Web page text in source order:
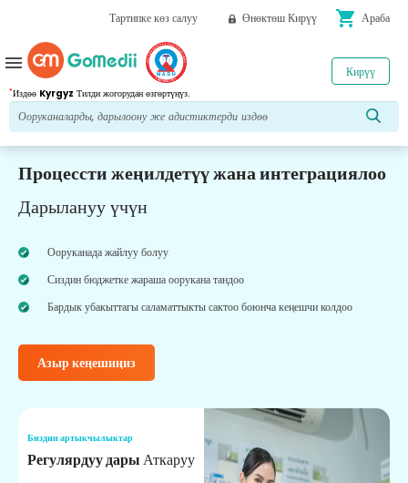
Тартипке көз салуу Өнөктөш Кирүү shopping_cart Араба
*Издөө Kyrgyz Тилди жогорудан өзгөртүңүз.
Кирүү
menu
Процессти жеңилдетүү жана интеграциялоо
Дарылануу үчүн
Ооруканада жайлуу болуу
Сиздин бюджетке жараша оорукана тандоо
Бардык убакыттагы саламаттыкты сактоо боюнча кеңешчи колдоо
Азыр кеңешиңиз
Биздин артыкчылыктар
Регулярдуу дарыАткаруу